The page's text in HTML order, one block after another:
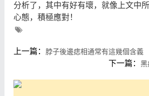
分析了，其中有好有壞，就像上文中
心態，積極應對！
上一篇： 脖子後邊痣相通常有這幾個含義
下一篇：黑